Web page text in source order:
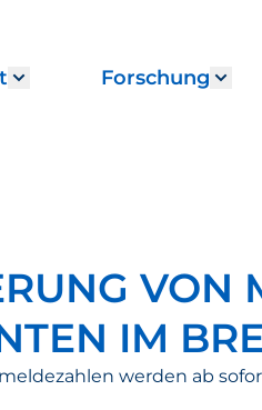
Show submenu for
Forschung
VON
IM
werden ab